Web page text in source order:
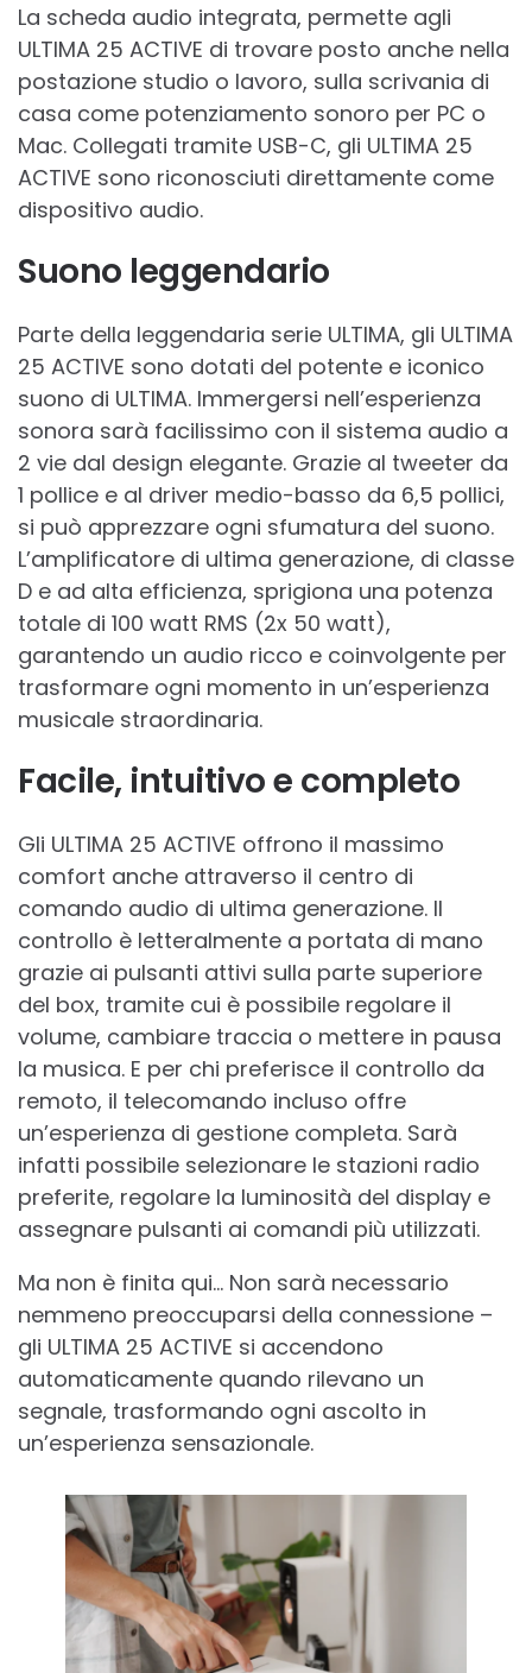
La scheda audio integrata, permette agli
ULTIMA 25 ACTIVE di trovare posto anche nella
postazione studio o lavoro, sulla scrivania di
casa come potenziamento sonoro per PC o
Mac. Collegati tramite USB-C, gli ULTIMA 25
ACTIVE sono riconosciuti direttamente come
dispositivo audio.
Suono leggendario
Parte della leggendaria serie ULTIMA, gli ULTIMA
25 ACTIVE sono dotati del potente e iconico
suono di ULTIMA. Immergersi nell’esperienza
sonora sarà facilissimo con il sistema audio a
2 vie dal design elegante. Grazie al tweeter da
1 pollice e al driver medio-basso da 6,5 pollici,
si può apprezzare ogni sfumatura del suono.
L’amplificatore di ultima generazione, di classe
D e ad alta efficienza, sprigiona una potenza
totale di 100 watt RMS (2x 50 watt),
garantendo un audio ricco e coinvolgente per
trasformare ogni momento in un’esperienza
musicale straordinaria.
Facile, intuitivo e completo
Gli ULTIMA 25 ACTIVE offrono il massimo
comfort anche attraverso il centro di
comando audio di ultima generazione. Il
controllo è letteralmente a portata di mano
grazie ai pulsanti attivi sulla parte superiore
del box, tramite cui è possibile regolare il
volume, cambiare traccia o mettere in pausa
la musica. E per chi preferisce il controllo da
remoto, il telecomando incluso offre
un’esperienza di gestione completa. Sarà
infatti possibile selezionare le stazioni radio
preferite, regolare la luminosità del display e
assegnare pulsanti ai comandi più utilizzati.
Ma non è finita qui… Non sarà necessario
nemmeno preoccuparsi della connessione –
gli ULTIMA 25 ACTIVE si accendono
automaticamente quando rilevano un
segnale, trasformando ogni ascolto in
un’esperienza sensazionale.